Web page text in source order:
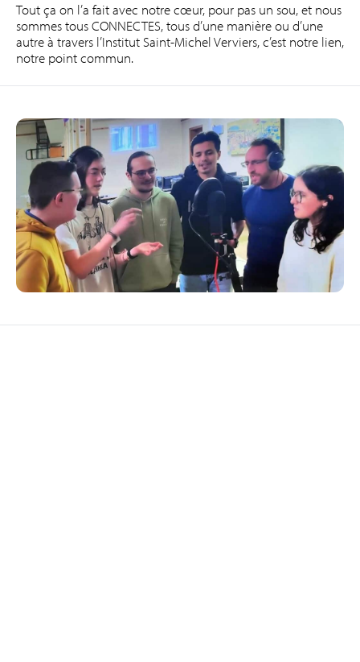
Tout ça on l’a fait avec notre cœur, pour pas un sou, et nous
sommes tous CONNECTES, tous d’une manière ou d’une
autre à travers l’Institut Saint-Michel Verviers, c’est notre lien,
notre point commun.